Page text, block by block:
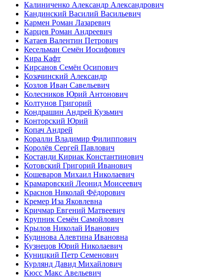
Калиниченко Александр Александрович
Кандинский Василий Васильевич
Кармен Роман Лазаревич
Карцев Роман Андреевич
Катаев Валентин Петрович
Кесельман Семён Иосифович
Кира Кафт
Кирсанов Семён Осипович
Козачинский Александр
Козлов Иван Савельевич
Колесников Юрий Антонович
Колтунов Григорий
Кондрашин Андрей Кузьмич
Конторский Юрий
Копач Андрей
Коралли Владимир Филиппович
Королёв Сергей Павлович
Костанди Кириак Константинович
Котовский Григорий Иванович
Кошеваров Михаил Николаевич
Крамаровский Леонид Моисеевич
Краснов Николай Фёдорович
Кремер Иза Яковлевна
Кричмар Евгений Матвеевич
Крупник Семён Самойлович
Крылов Николай Иванович
Кудинова Алевтина Ивановна
Кузнецов Юрий Николаевич
Куницкий Петр Семенович
Курлянд Давид Михайлович
Кюсс Макс Авельевич